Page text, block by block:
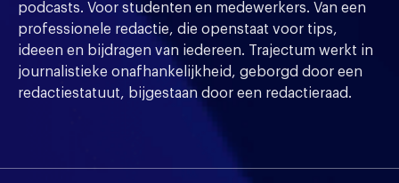
podcasts. Voor studenten en medewerkers. Van een
professionele redactie, die openstaat voor tips,
ideeen en bijdragen van iedereen. Trajectum werkt in
journalistieke onafhankelijkheid, geborgd door een
redactiestatuut, bijgestaan door een redactieraad.